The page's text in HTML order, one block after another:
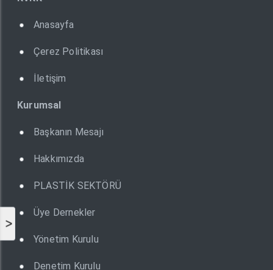
>
Anasayfa
Çerez Politikası
İletişim
Kurumsal
Başkanın Mesajı
Hakkımızda
PLASTİK SEKTÖRÜ
Üye Dernekler
Yönetim Kurulu
Denetim Kurulu